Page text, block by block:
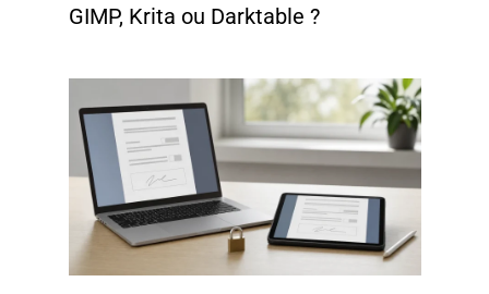
GIMP, Krita ou Darktable ?